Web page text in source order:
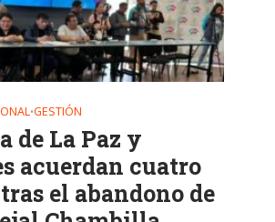
•GESTIÓN
de La Paz y
acuerdan cuatro
el abandono de